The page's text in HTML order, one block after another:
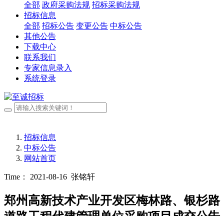
全部 政府采购法规 招标采购法规
招标信息
全部 招标公告 变更公告 中标公告
其他公告
下载中心
联系我们
专家信息录入
系统登录
招标信息
中标公告
网站首页
Time： 2021-08-16 张铭轩
郑州高新技术产业开发区梅林路、银杉路